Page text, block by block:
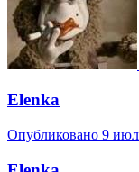
Elenka
Опубликовано 9